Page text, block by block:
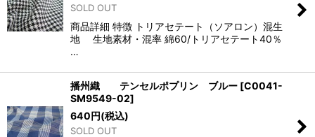
SOLD OUT
商品詳細 特徴 トリアセテート（ソアロン）混生
地 生地素材・混率 綿60/トリアセテート40％
…
播州織 テンセルポプリン ブルー [C0041-
SM9549-02]
640円(税込)
SOLD OUT